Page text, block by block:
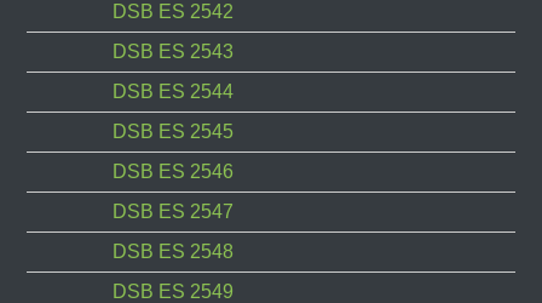
DSB ES 2542
DSB ES 2543
DSB ES 2544
DSB ES 2545
DSB ES 2546
DSB ES 2547
DSB ES 2548
DSB ES 2549